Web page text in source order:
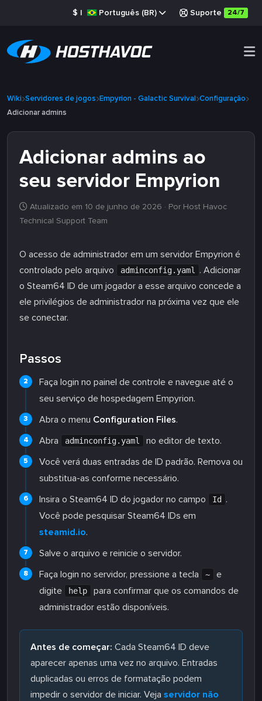
$ | Português (BR) Suporte 24/7
Wiki Servidores de jogos Empyrion - Galactic Survival Configuração
Adicionar admins
Adicionar admins ao
seu servidor Empyrion
Atualizado em 10 de junho de 2026 · Por Host Havoc
Technical Support Team
O acesso de administrador em um servidor Empyrion é
controlado pelo arquivo
adminconfig.yaml
. Adicionar
o Steam64 ID de um jogador a esse arquivo concede a
ele privilégios de administrador na próxima vez que ele
se conectar.
Passos
Faça login no painel de controle e navegue até o
seu serviço de hospedagem Empyrion.
Abra o menu Configuration Files.
Abra
adminconfig.yaml
no editor de texto.
Você verá duas entradas de ID padrão. Remova ou
substitua-as conforme necessário.
Insira o Steam64 ID do jogador no campo
Id
.
Você pode pesquisar Steam64 IDs em
steamid.io.
Salve o arquivo e reinicie o servidor.
Faça login no servidor, pressione a tecla
~
e
digite
help
para confirmar que os comandos de
administrador estão disponíveis.
Antes de começar: Cada Steam64 ID deve
aparecer apenas uma vez no arquivo. Entradas
duplicadas ou erros de formatação podem
impedir o servidor de iniciar. Veja servidor não